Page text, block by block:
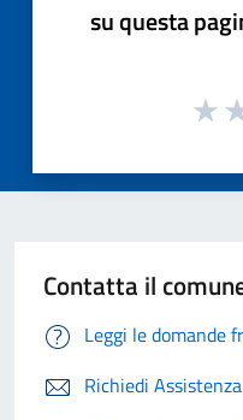
su questa
Contatta il
Leggi le domande
Richiedi Assistenza